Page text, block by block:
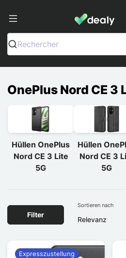
Dealy -
Rechercher
OnePlus Nord CE 3
Hüllen OnePlus
Nord CE 3 Lite
5G
Hüllen
Nord CE 3
5G
Filter
Sortieren nach
Expresszustellung